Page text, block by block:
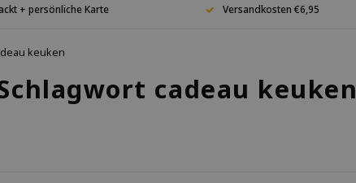
+ persönliche Karte Versandkosten €6,95
keuken
cadeau keuken